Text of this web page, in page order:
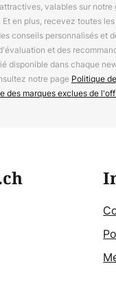
valables sur notre
en plus, recevez toutes
conseils personnalisés et
et des
disponible dans chaque
notre page Politique
des marques exclues de